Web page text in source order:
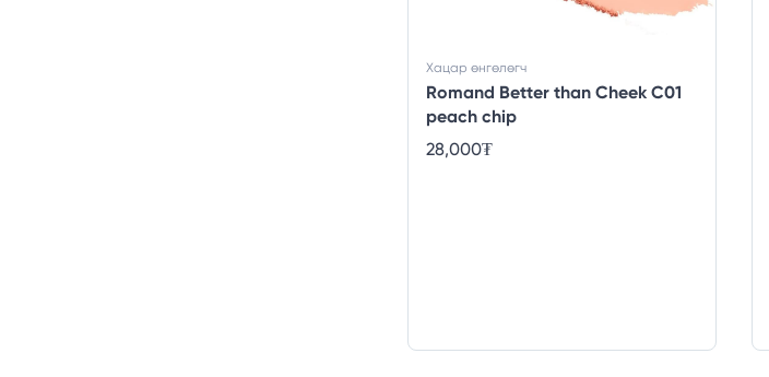
Romand Better than Cheek C01
peach chip
Хацар өнгөлөгч
28,000₮